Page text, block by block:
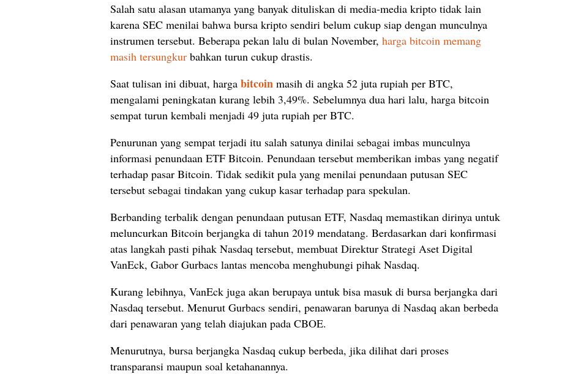
Salah satu alasan utamanya yang banyak dituliskan di media-media kripto tidak lain
karena SEC menilai bahwa bursa kripto sendiri belum cukup siap dengan munculnya
instrumen tersebut. Beberapa pekan lalu di bulan November, harga bitcoin memang
masih tersungkur bahkan turun cukup drastis.
Saat tulisan ini dibuat, harga bitcoin masih di angka 52 juta rupiah per BTC,
mengalami peningkatan kurang lebih 3,49%. Sebelumnya dua hari lalu, harga bitcoin
sempat turun kembali menjadi 49 juta rupiah per BTC.
Penurunan yang sempat terjadi itu salah satunya dinilai sebagai imbas munculnya
informasi penundaan ETF Bitcoin. Penundaan tersebut memberikan imbas yang negatif
terhadap pasar Bitcoin. Tidak sedikit pula yang menilai penundaan putusan SEC
tersebut sebagai tindakan yang cukup kasar terhadap para spekulan.
Berbanding terbalik dengan penundaan putusan ETF, Nasdaq memastikan dirinya untuk
meluncurkan Bitcoin berjangka di tahun 2019 mendatang. Berdasarkan dari konfirmasi
atas langkah pasti pihak Nasdaq tersebut, membuat Direktur Strategi Aset Digital
VanEck, Gabor Gurbacs lantas mencoba menghubungi pihak Nasdaq.
Kurang lebihnya, VanEck juga akan berupaya untuk bisa masuk di bursa berjangka dari
Nasdaq tersebut. Menurut Gurbacs sendiri, penawaran barunya di Nasdaq akan berbeda
dari penawaran yang telah diajukan pada CBOE.
Menurutnya, bursa berjangka Nasdaq cukup berbeda, jika dilihat dari proses
transparansi maupun soal ketahanannya.